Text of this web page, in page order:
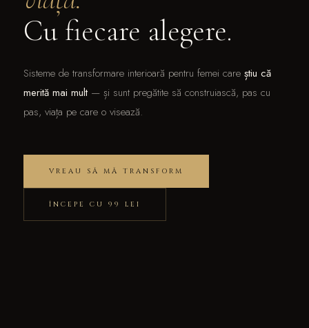
Cu fiecare alegere.
Sisteme de transformare interioară pentru femei care știu că
merită mai mult— și sunt pregătite să construiască, pas cu
pas, viața pe care o visează.
VREAU SĂ MĂ TRANSFORM
ÎNCEPE CU 99 LEI